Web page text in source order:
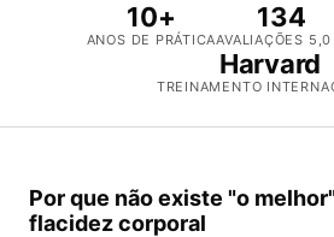
10+
ANOS DE PRÁTICA
134
AVALIAÇÕES 5,0
Harvard
TREINAMENTO
Por que não existe "o
flacidez corporal